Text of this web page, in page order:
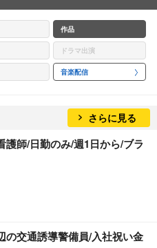
作品
ドラマ出演
音楽配信
さらに見る
護師/日勤のみ/週1日から/ブラ
の交通誘導警備員/入社祝い金